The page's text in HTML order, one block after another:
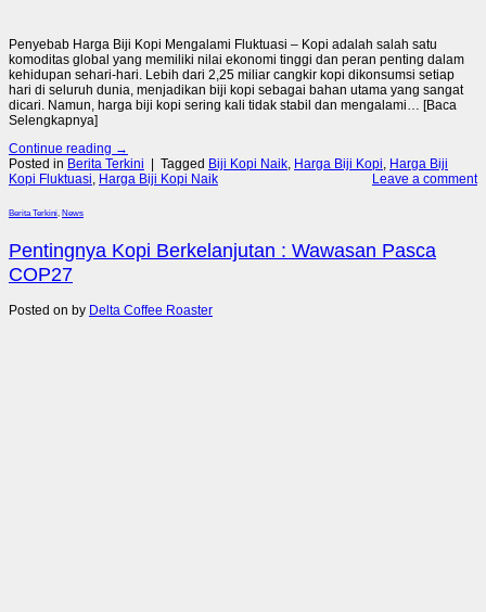
Penyebab Harga Biji Kopi Mengalami Fluktuasi – Kopi adalah salah satu
komoditas global yang memiliki nilai ekonomi tinggi dan peran penting dalam
kehidupan sehari-hari. Lebih dari 2,25 miliar cangkir kopi dikonsumsi setiap
hari di seluruh dunia, menjadikan biji kopi sebagai bahan utama yang sangat
dicari. Namun, harga biji kopi sering kali tidak stabil dan mengalami… [Baca
Selengkapnya]
Continue reading →
Posted in Berita Terkini Tagged Biji Kopi Naik, Harga Biji Kopi, Harga Biji
Kopi Fluktuasi, Harga Biji Kopi Naik Leave a comment
Berita Terkini News
Pentingnya Kopi Berkelanjutan : Wawasan Pasca
COP27
Posted on by Delta Coffee Roaster